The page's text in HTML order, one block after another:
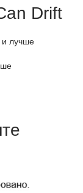
Drift
и лучше